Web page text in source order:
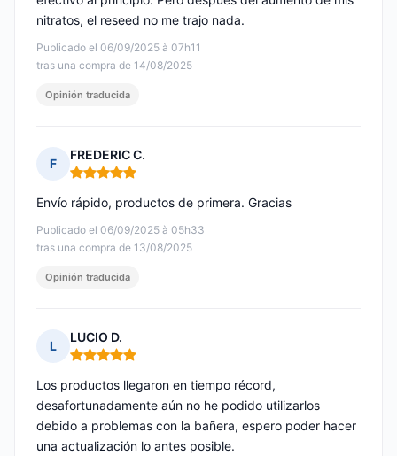
Publicado el 06/09/2025 à 07h11
tras una compra de 14/08/2025
nitratos, el reseed no me trajo nada.
Opinión traducida
F
FREDERIC C.
Nota: 5 de 5
Publicado el 06/09/2025 à 05h33
tras una compra de 13/08/2025
Envío rápido, productos de primera. Gracias
Opinión traducida
L
LUCIO D.
Nota: 5 de 5
Los productos llegaron en tiempo récord,
desafortunadamente aún no he podido utilizarlos
debido a problemas con la bañera, espero poder hacer
una actualización lo antes posible.